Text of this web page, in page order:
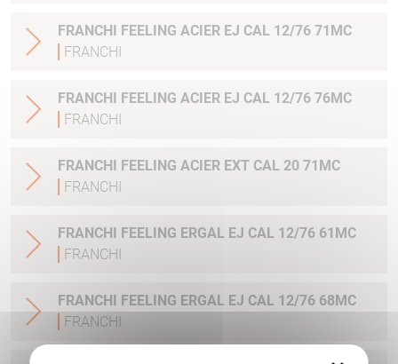
FRANCHI FEELING ACIER EJ CAL 12/76 71MC
FRANCHI
FRANCHI FEELING ACIER EJ CAL 12/76 76MC
FRANCHI
FRANCHI FEELING ACIER EXT CAL 20 71MC
FRANCHI
FRANCHI FEELING ERGAL EJ CAL 12/76 61MC
FRANCHI
FRANCHI FEELING ERGAL EJ CAL 12/76 68MC
FRANCHI